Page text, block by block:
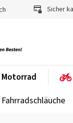
Sicher
Motorrad
Fahrradschläuche